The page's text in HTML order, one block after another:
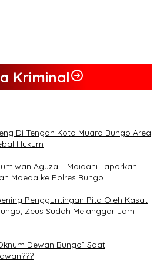
Kriminal
Di Tengah Kota Muara Bungo Area
Hukum
Aguza – Maidani Laporkan
Moeda ke Polres Bungo
Pengguntingan Pita Oleh Kasat
Zeus Sudah Melanggar Jam
Dewan Bungo” Saat